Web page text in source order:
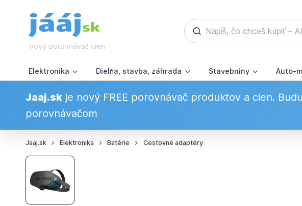
nový porovnávač cien
Elektronika Dielňa, stavba, záhrada Stavebniny Auto-
Jaaj.skje nový FREE porovnávač produktov a cien.
porovnávačom
Jaaj.sk Elektronika Batérie Cestovné adaptéry